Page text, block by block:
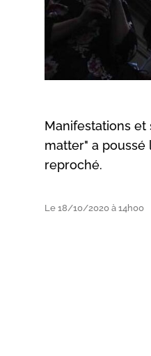
Manifestations
matter" a
reproché.
Le 18/10/2020 à 14h00